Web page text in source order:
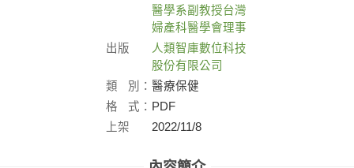
醫學系副教授台灣
婦產科醫學會理事
出版
人類智庫數位科技
股份有限公司
類
別： 醫療保健
格
式： PDF
上架
2022/11/8